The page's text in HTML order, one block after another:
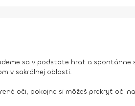
sa v podstate hrať a
v sakrálnej oblasti.
oči, pokojne si môžeš prekryť oči